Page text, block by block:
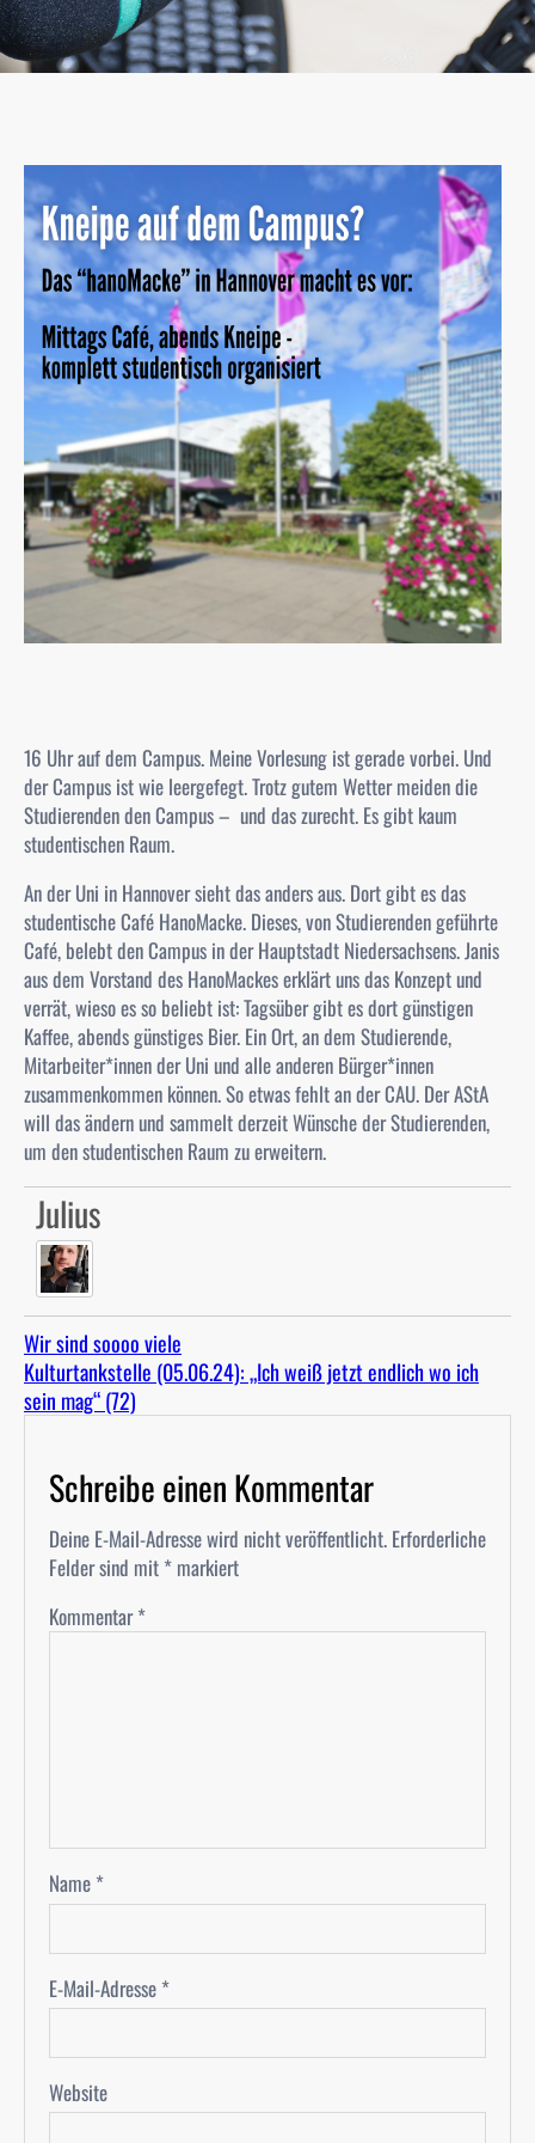
16 Uhr auf dem Campus. Meine Vorlesung ist gerade vorbei. Und
der Campus ist wie leergefegt. Trotz gutem Wetter meiden die
Studierenden den Campus – und das zurecht. Es gibt kaum
studentischen Raum.
An der Uni in Hannover sieht das anders aus. Dort gibt es das
studentische Café HanoMacke. Dieses, von Studierenden geführte
Café, belebt den Campus in der Hauptstadt Niedersachsens. Janis
aus dem Vorstand des HanoMackes erklärt uns das Konzept und
verrät, wieso es so beliebt ist: Tagsüber gibt es dort günstigen
Kaffee, abends günstiges Bier. Ein Ort, an dem Studierende,
Mitarbeiter*innen der Uni und alle anderen Bürger*innen
zusammenkommen können. So etwas fehlt an der CAU. Der AStA
will das ändern und sammelt derzeit Wünsche der Studierenden,
um den studentischen Raum zu erweitern.
Julius
Wir sind soooo viele
Kulturtankstelle (05.06.24): „Ich weiß jetzt endlich wo ich
sein mag“ (72)
Schreibe einen Kommentar
Deine E-Mail-Adresse wird nicht veröffentlicht. Erforderliche
Felder sind mit * markiert
Kommentar*
Name *
E-Mail-Adresse *
Website